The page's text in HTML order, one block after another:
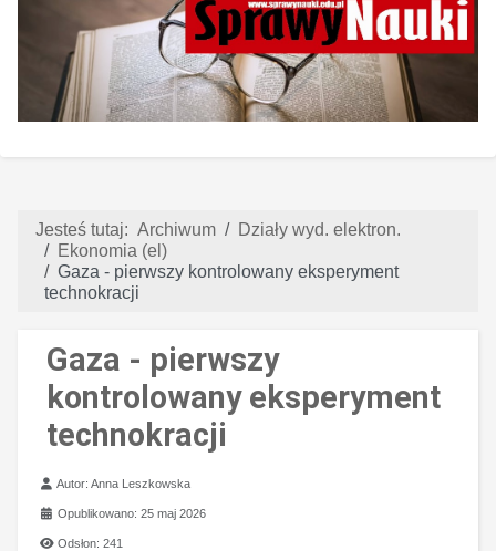
Jesteś tutaj: Archiwum
Działy wyd. elektron.
Ekonomia (el)
Gaza - pierwszy kontrolowany eksperyment
technokracji
Gaza - pierwszy
kontrolowany eksperyment
technokracji
Szczegóły
Autor:Anna Leszkowska
Opublikowano: 25 maj 2026
Odsłon: 241